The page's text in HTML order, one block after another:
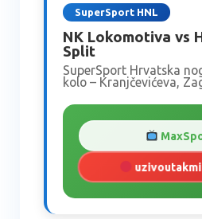
SuperSport HNL
NK Lokomotiva vs
Split
SuperSport Hrvatska
kolo – Kranjčevićeva,